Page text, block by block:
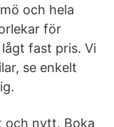
och hela
för
fast pris. Vi
se enkelt
och nytt. Boka